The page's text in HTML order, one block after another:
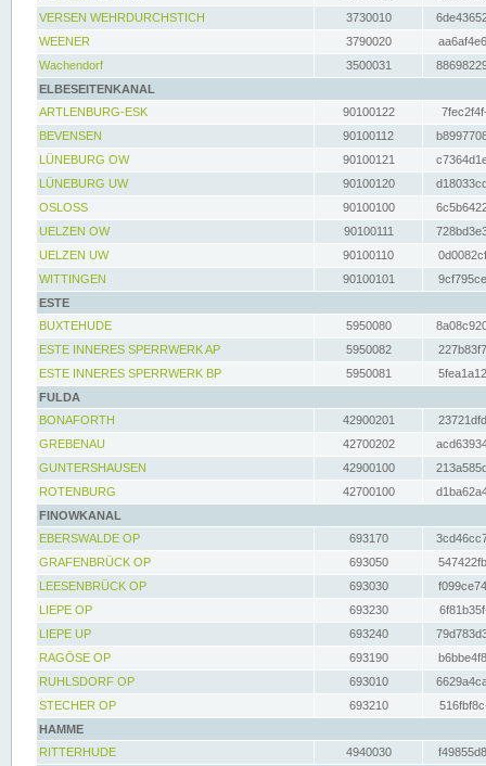
VERSEN WEHRDURCHSTICH
3730010
WEENER
3790020
Wachendorf
3500031
ELBESEITENKANAL
ARTLENBURG-ESK
90100122
BEVENSEN
90100112
LÜNEBURG OW
90100121
LÜNEBURG UW
90100120
OSLOSS
90100100
UELZEN OW
90100111
UELZEN UW
90100110
WITTINGEN
90100101
ESTE
BUXTEHUDE
5950080
ESTE INNERES SPERRWERK AP
5950082
ESTE INNERES SPERRWERK BP
5950081
FULDA
BONAFORTH
42900201
GREBENAU
42700202
GUNTERSHAUSEN
42900100
ROTENBURG
42700100
FINOWKANAL
EBERSWALDE OP
693170
GRAFENBRÜCK OP
693050
LEESENBRÜCK OP
693030
LIEPE OP
693230
LIEPE UP
693240
RAGÖSE OP
693190
RUHLSDORF OP
693010
STECHER OP
693210
HAMME
RITTERHUDE
4940030